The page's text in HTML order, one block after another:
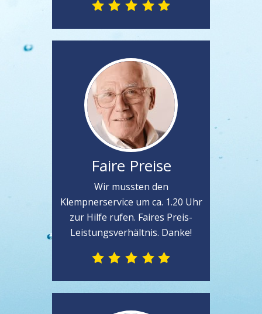
Faire Preise
Wir mussten den
Klempnerservice um ca. 1.20 Uhr
zur Hilfe rufen. Faires Preis-
Leistungsverhältnis. Danke!